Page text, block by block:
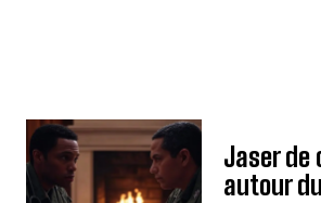
Jaser de
autour